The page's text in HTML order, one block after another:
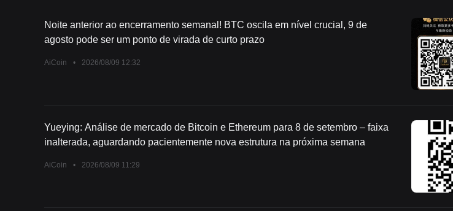
Noite anterior ao encerramento semanal! BTC oscila em nível crucial, 9 de
agosto pode ser um ponto de virada de curto prazo
AiCoin • 2026/08/09 12:32
Yueying: Análise de mercado de Bitcoin e Ethereum para 8 de setembro – faixa
inalterada, aguardando pacientemente nova estrutura na próxima semana
AiCoin • 2026/08/09 11:29